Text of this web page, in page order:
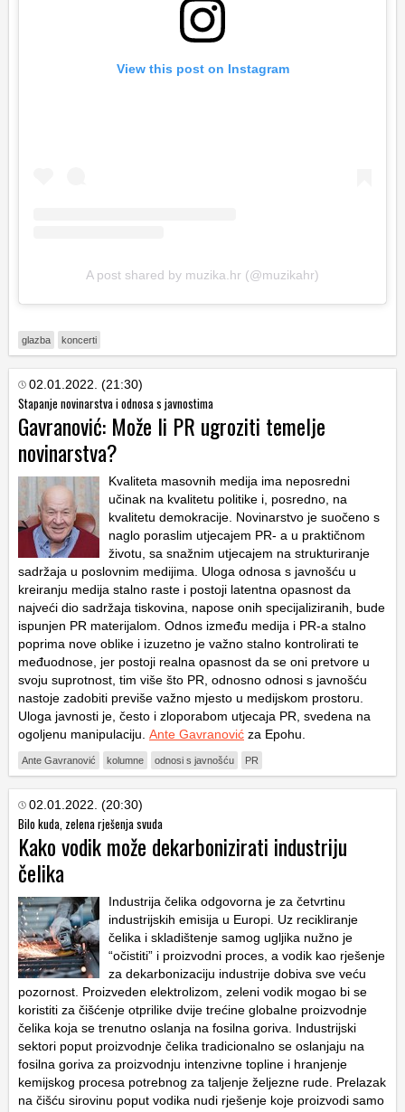
View this post on Instagram
A post shared by muzika.hr (@muzikahr)
glazba koncerti
02.01.2022. (21:30)
Stapanje novinarstva i odnosa s javnostima
Gavranović: Može li PR ugroziti temelje
novinarstva?
Kvaliteta masovnih medija ima neposredni
učinak na kvalitetu politike i, posredno, na
kvalitetu demokracije. Novinarstvo je suočeno s
naglo poraslim utjecajem PR- a u praktičnom
životu, sa snažnim utjecajem na strukturiranje
sadržaja u poslovnim medijima. Uloga odnosa s javnošću u
kreiranju medija stalno raste i postoji latentna opasnost da
najveći dio sadržaja tiskovina, napose onih specijaliziranih, bude
ispunjen PR materijalom. Odnos između medija i PR-a stalno
poprima nove oblike i izuzetno je važno stalno kontrolirati te
međuodnose, jer postoji realna opasnost da se oni pretvore u
svoju suprotnost, tim više što PR, odnosno odnosi s javnošću
nastoje zadobiti previše važno mjesto u medijskom prostoru.
Uloga javnosti je, često i zloporabom utjecaja PR, svedena na
ogoljenu manipulaciju. Ante Gavranović za Epohu.
Ante Gavranović kolumne odnosi s javnošću PR
02.01.2022. (20:30)
Bilo kuda, zelena rješenja svuda
Kako vodik može dekarbonizirati industriju
čelika
Industrija čelika odgovorna je za četvrtinu
industrijskih emisija u Europi. Uz recikliranje
čelika i skladištenje samog ugljika nužno je
“očistiti” i proizvodni proces, a vodik kao rješenje
za dekarbonizaciju industrije dobiva sve veću
pozornost. Proizveden elektrolizom, zeleni vodik mogao bi se
koristiti za čišćenje otprilike dvije trećine globalne proizvodnje
čelika koja se trenutno oslanja na fosilna goriva. Industrijski
sektori poput proizvodnje čelika tradicionalno se oslanjaju na
fosilna goriva za proizvodnju intenzivne topline i hranjenje
kemijskog procesa potrebnog za taljenje željezne rude. Prelazak
na čišću sirovinu poput vodika nudi rješenje koje proizvodi samo